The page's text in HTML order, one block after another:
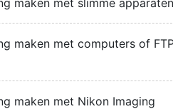
maken met slimme apparaten
maken met computers of
maken met Nikon Imaging